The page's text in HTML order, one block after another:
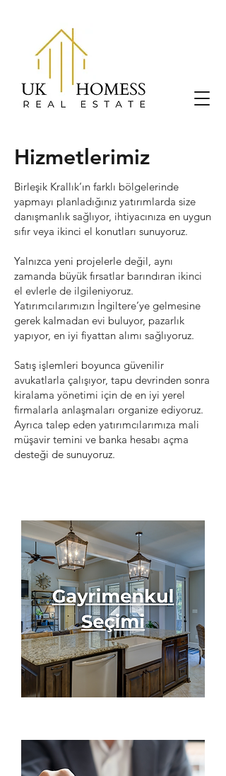
Hizmetlerimiz
Birleşik Krallık’ın farklı bölgelerinde
yapmayı planladığınız yatırımlarda size
danışmanlık sağlıyor, ihtiyacınıza en uygun
sıfır veya ikinci el konutları sunuyoruz.
Yalnızca yeni projelerle değil, aynı
zamanda büyük fırsatlar barındıran ikinci
el evlerle de ilgileniyoruz.
Yatırımcılarımızın İngiltere’ye gelmesine
gerek kalmadan evi buluyor, pazarlık
yapıyor, en iyi fiyattan alımı sağlıyoruz.
Satış işlemleri boyunca güvenilir
avukatlarla çalışıyor, tapu devrinden sonra
kiralama yönetimi için de en iyi yerel
firmalarla anlaşmaları organize ediyoruz.
Ayrıca talep eden yatırımcılarımıza mali
müşavir temini ve banka hesabı açma
desteği de sunuyoruz.